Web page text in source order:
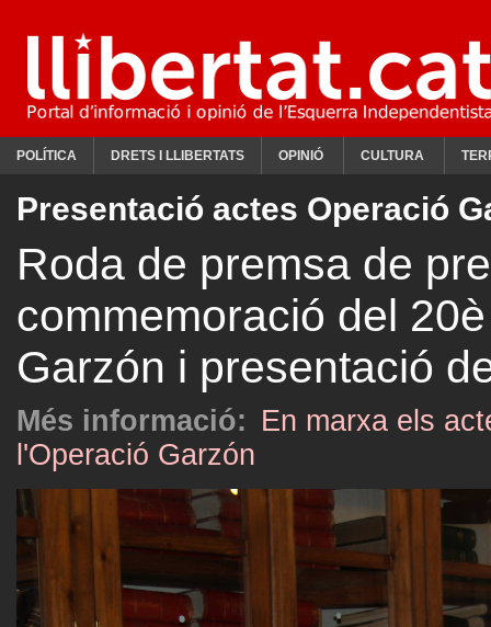
POLÍTICA DRETS I LLIBERTATS OPINIÓ CULTURA
Presentació actes Operació
Roda de premsa de
commemoració del
Garzón i presentació
Més informació: En marxa els
l'Operació Garzón